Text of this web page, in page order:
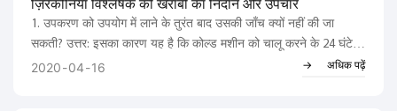
1. उपकरण को उपयोग में लाने के तुरंत बाद उसकी जाँच क्यों नहीं की जा
सकती? उत्तर: इसका कारण यह है कि कोल्ड मशीन को चालू करने के 24 घंटे के
भीतर संकेत असामान्य हो जाते हैं, और एक दिन के संचालन के बाद मानक गैस
2020 04 16 अधिक पढ़ें